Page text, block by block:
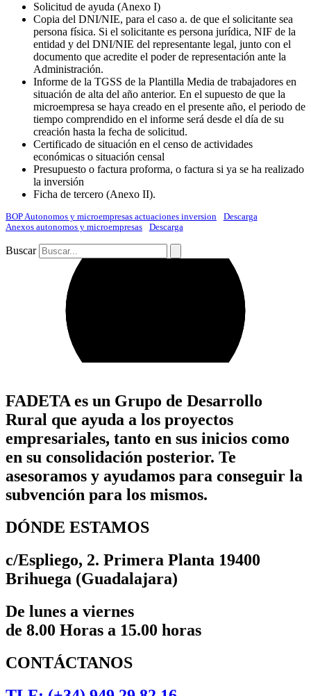
Solicitud de ayuda (Anexo I)
Copia del DNI/NIE, para el caso a. de que el solicitante sea
persona física. Si el solicitante es persona jurídica, NIF de la
entidad y del DNI/NIE del representante legal, junto con el
documento que acredite el poder de representación ante la
Administración.
Informe de la TGSS de la Plantilla Media de trabajadores en
situación de alta del año anterior. En el supuesto de que la
microempresa se haya creado en el presente año, el periodo de
tiempo comprendido en el informe será desde el día de su
creación hasta la fecha de solicitud.
Certificado de situación en el censo de actividades
económicas o situación censal
Presupuesto o factura proforma, o factura si ya se ha realizado
la inversión
Ficha de tercero (Anexo II).
BOP Autonomos y microempresas actuaciones inversion
Descarga
Anexos autonomos y microempresas
Descarga
Buscar
FADETA es un Grupo de Desarrollo
Rural que ayuda a los proyectos
empresariales, tanto en sus inicios como
en su consolidación posterior. Te
asesoramos y ayudamos para conseguir la
subvención para los mismos.
DÓNDE ESTAMOS
c/Espliego, 2. Primera Planta 19400
Brihuega (Guadalajara)
De lunes a viernes
de 8.00 Horas a 15.00 horas
CONTÁCTANOS